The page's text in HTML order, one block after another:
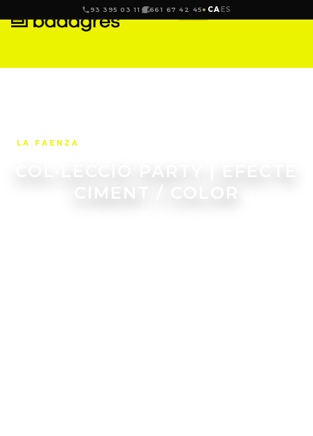
93 395 03 11 661 67 42 45 CA ES
CIMENT / COLOR
LA FAENZA